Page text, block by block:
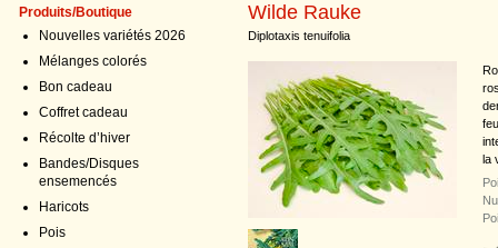
Produits/Boutique
Nouvelles variétés 2026
Mélanges colorés
Bon cadeau
Coffret cadeau
Récolte d’hiver
Bandes/Disques
ensemencés
Haricots
Pois
Wilde Rauke
Diplotaxis tenuifolia
la